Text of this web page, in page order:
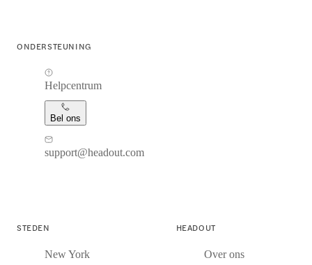
ONDERSTEUNING
Helpcentrum
Bel ons
support@headout.com
STEDEN
New York
HEADOUT
Over ons